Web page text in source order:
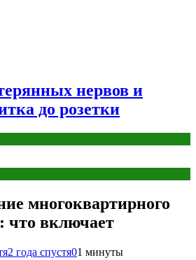
нервов и
до розетки
многоквартирного
что включает
2 года спустя01 минуты